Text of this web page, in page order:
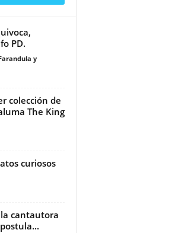
PD.
y
colección de
The King
curiosos
cantautora